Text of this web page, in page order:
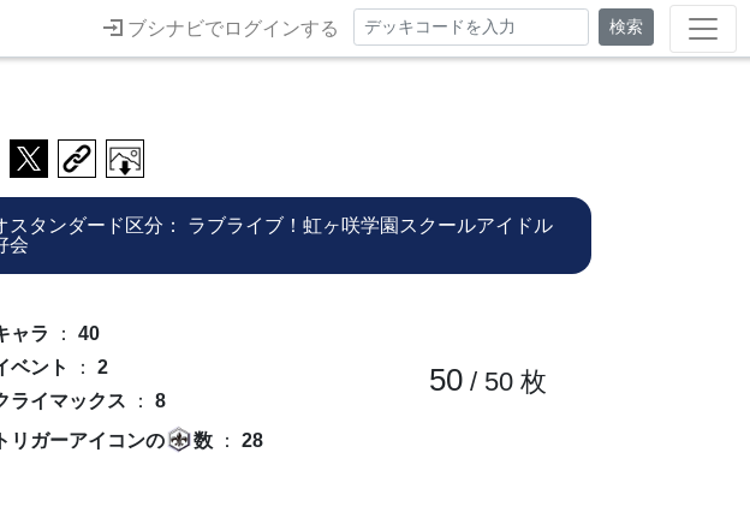
ブシナビでログインする 検索
スタンダード区分： ラブライブ！虹ヶ咲学園スクールアイドル
会
ャラ ： 40
ベント
： 2
ライマックス ： 8
トリガーアイコンの
数： 28
50/ 50枚